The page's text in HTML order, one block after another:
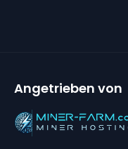
Angetrieben von